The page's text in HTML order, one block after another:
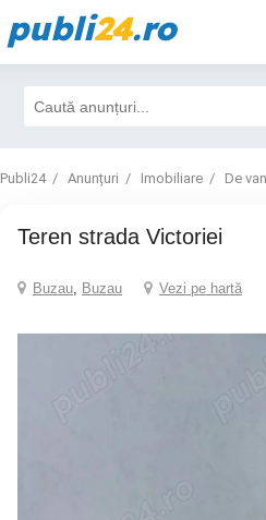
publi24.ro
Publi24 Anunțuri Imobiliare De
Teren strada Victoriei
Buzau, Buzau Vezi pe hartă